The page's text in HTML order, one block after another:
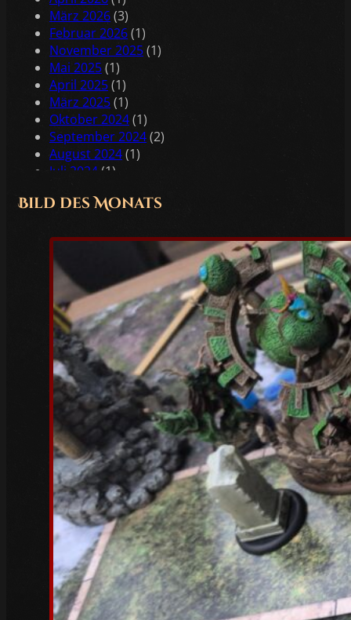
März 2026(3)
Februar 2026(1)
November 2025(1)
Mai 2025(1)
April 2025(1)
März 2025(1)
Oktober 2024(1)
September 2024(2)
August 2024(1)
Juli 2024 (1)
Mai 2024(2)
Februar 2024(1)
Januar 2024
Dezember 2023(1)
November 2023(1)
Oktober 2023(3)
Juli 2023(1)
Juni 2023 (1)
Mai 2023(5)
April 2023(3)
März 2023(6)
Februar 2023(4)
Januar 2023
(5)
Dezember 2022(4)
November 2022(4)
Oktober 2022(5)
Bild des Monats